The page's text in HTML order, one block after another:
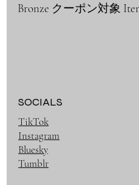
Bronze クーポン対象
SOCIALS
TikTok
Instagram
Bluesky
Tumblr